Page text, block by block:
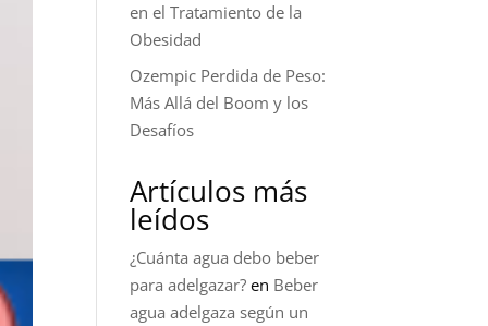
en el Tratamiento de la
Obesidad
Ozempic Perdida de Peso:
Más Allá del Boom y los
Desafíos
Artículos más
leídos
¿Cuánta agua debo beber
para adelgazar? en Beber
agua adelgaza según un